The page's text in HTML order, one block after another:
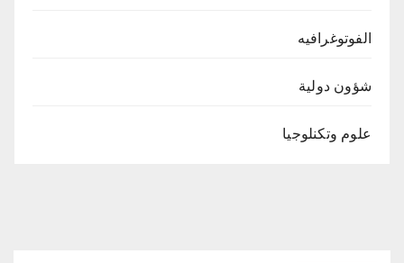
الفوتوغرافيه
شؤون دولية
علوم وتكنلوجيا